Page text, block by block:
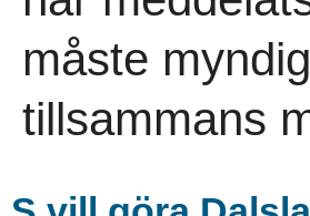
måste
tillsammans